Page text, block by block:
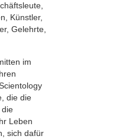
Künstler,
Gelehrte,
im
die die
die
Leben
sich dafür